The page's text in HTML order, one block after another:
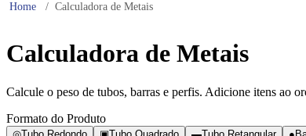
Home / Calculadora de Metais
Calculadora de Metais
Calcule o peso de tubos, barras e perfis. Adicione itens ao
Formato do Produto